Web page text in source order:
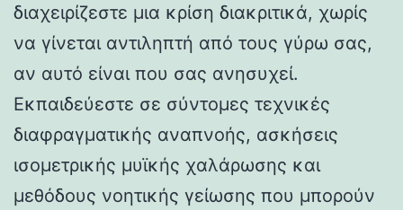
διαχειρίζεστε μια κρίση διακριτικά, χωρίς
να γίνεται αντιληπτή από τους γύρω σας,
αν αυτό είναι που σας ανησυχεί.
Εκπαιδεύεστε σε σύντομες τεχνικές
διαφραγματικής αναπνοής, ασκήσεις
ισομετρικής μυϊκής χαλάρωσης και
μεθόδους νοητικής γείωσης που μπορούν